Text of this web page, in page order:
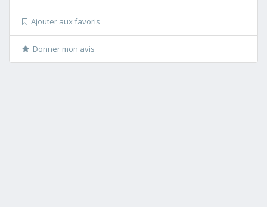
Ajouter aux favoris
Donner mon avis